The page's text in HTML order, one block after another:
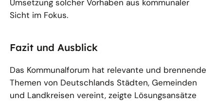
Umsetzung solcher Vorhaben aus kommunaler
Sicht im Fokus.
Fazit und Ausblick
Das Kommunalforum hat relevante und brennende
Themen von Deutschlands Städten, Gemeinden
und Landkreisen vereint, zeigte Lösungsansätze